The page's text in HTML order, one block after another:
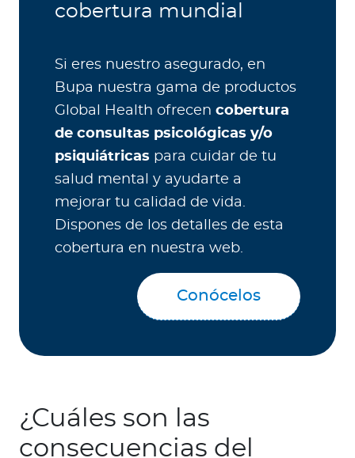
cobertura mundial
Si eres nuestro asegurado, en
Bupa nuestra gama de productos
Global Health ofrecen cobertura
de consultas psicológicas y/o
psiquiátricas para cuidar de tu
salud mental y ayudarte a
mejorar tu calidad de vida.
Dispones de los detalles de esta
cobertura en nuestra web.
Conócelos
¿Cuáles son las
consecuencias del